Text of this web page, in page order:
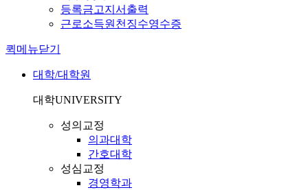
등록금고지서출력
근로소득원천징수영수증
퀵메뉴닫기
대학/대학원
대학UNIVERSITY
성의교정
의과대학
간호대학
성심교정
경영학과